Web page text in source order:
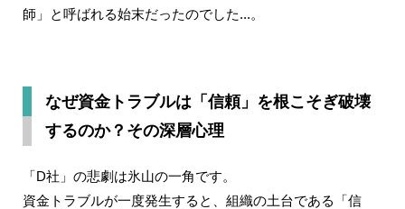
師」と呼ばれる始末だったのでした...。
なぜ資金トラブルは「信頼」を根こそぎ破壊
するのか？その深層心理
「D社」の悲劇は氷山の一角です。
資金トラブルが一度発生すると、組織の土台である「信